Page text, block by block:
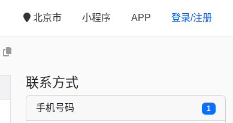
北京市 小程序 APP 登录/注册
联系方式
1
手机号码